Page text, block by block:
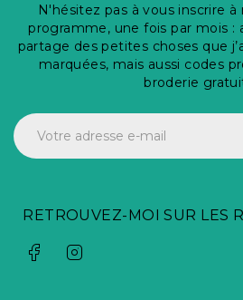
N'hésitez pas à vous inscrire
programme, une fois par mois :
partage des petites choses que
marquées, mais aussi codes
broderie
RETROUVEZ-MOI SUR LES